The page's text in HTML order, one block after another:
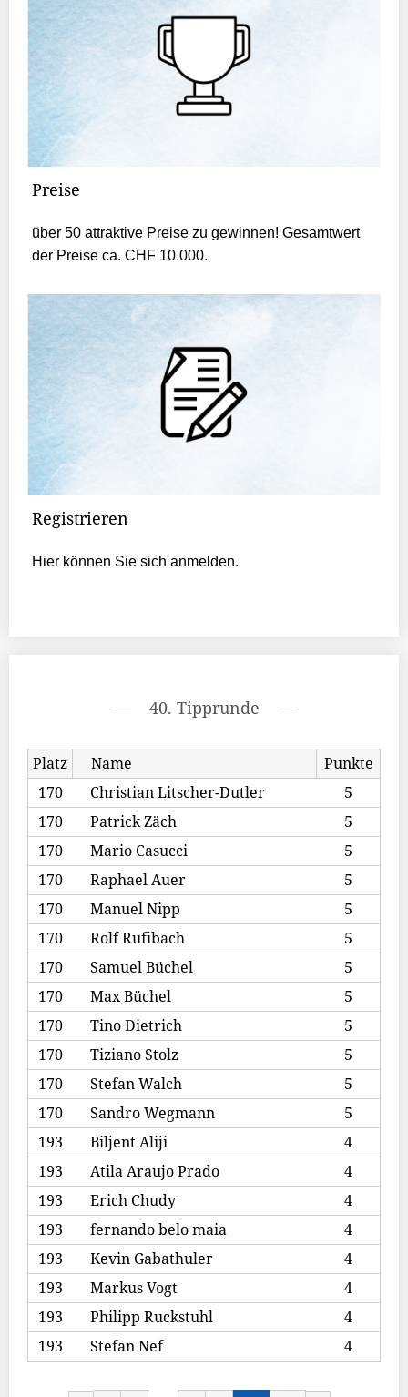
Preise
über 50 attraktive Preise zu gewinnen! Gesamtwert
der Preise ca. CHF 10.000.
Registrieren
Hier können Sie sich anmelden.
40. Tipprunde
Platz Name
Punkte
170
Christian Litscher-Dutler
5
170
Patrick Zäch
5
170
Mario Casucci
5
170
Raphael Auer
5
170
Manuel Nipp
5
170
Rolf Rufibach
5
170
Samuel Büchel
5
170
Max Büchel
5
170
Tino Dietrich
5
170
Tiziano Stolz
5
170
Stefan Walch
5
170
Sandro Wegmann
5
193
Biljent Aliji
4
193
Atila Araujo Prado
4
193
Erich Chudy
4
193
fernando belo maia
4
193
Kevin Gabathuler
4
193
Markus Vogt
4
193
Philipp Ruckstuhl
4
193
Stefan Nef 4